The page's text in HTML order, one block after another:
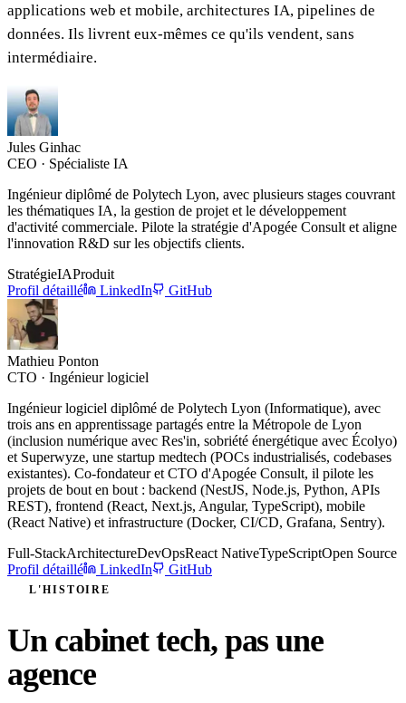
applications web et mobile, architectures IA, pipelines de
données. Ils livrent eux-mêmes ce qu'ils vendent, sans
intermédiaire.
Jules Ginhac
CEO · Spécialiste IA
Ingénieur diplômé de Polytech Lyon, avec plusieurs stages couvrant
les thématiques IA, la gestion de projet et le développement
d'activité commerciale. Pilote la stratégie d'Apogée Consult et aligne
l'innovation R&D sur les objectifs clients.
StratégieIAProduit
Profil détaillé
LinkedIn GitHub
Mathieu Ponton
CTO · Ingénieur logiciel
Ingénieur logiciel diplômé de Polytech Lyon (Informatique), avec
trois ans en apprentissage partagés entre la Métropole de Lyon
(inclusion numérique avec Res'in, sobriété énergétique avec Écolyo)
et Superwyze, une startup medtech (POCs industrialisés, codebases
existantes). Co-fondateur et CTO d'Apogée Consult, il pilote les
projets de bout en bout : backend (NestJS, Node.js, Python, APIs
REST), frontend (React, Next.js, Angular, TypeScript), mobile
(React Native) et infrastructure (Docker, CI/CD, Grafana, Sentry).
Full-StackArchitectureDevOpsReact NativeTypeScriptOpen Source
Profil détaillé
LinkedIn GitHub
L'HISTOIRE
Un cabinet tech, pas une
agence